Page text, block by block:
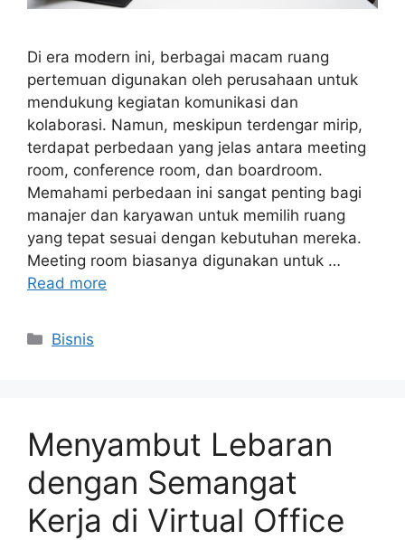
Di era modern ini, berbagai macam ruang
pertemuan digunakan oleh perusahaan untuk
mendukung kegiatan komunikasi dan
kolaborasi. Namun, meskipun terdengar mirip,
terdapat perbedaan yang jelas antara meeting
room, conference room, dan boardroom.
Memahami perbedaan ini sangat penting bagi
manajer dan karyawan untuk memilih ruang
yang tepat sesuai dengan kebutuhan mereka.
Meeting room biasanya digunakan untuk …
Read more
Categories
Bisnis
Menyambut Lebaran
dengan Semangat
Kerja di Virtual Office